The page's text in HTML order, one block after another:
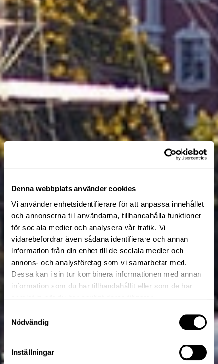
Denna webbplats använder cookies
Vi använder enhetsidentifierare för att anpassa innehållet
och annonserna till användarna, tillhandahålla funktioner
för sociala medier och analysera vår trafik. Vi
vidarebefordrar även sådana identifierare och annan
information från din enhet till de sociala medier och
annons- och analysföretag som vi samarbetar med.
Dessa kan i sin tur kombinera informationen med annan
information som du har tillhandahållit eller som de har
Nödvändig
Inställningar